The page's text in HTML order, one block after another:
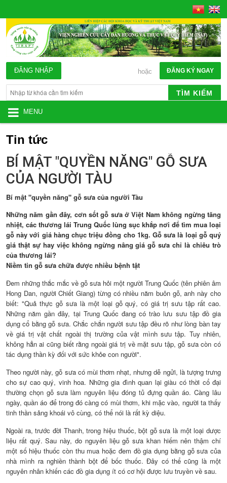
ĐĂNG KÝ NGAY
hoặc
ĐĂNG NHẬP
TÌM KIẾM
MENU
Tin tức
BÍ MẬT "QUYỀN NĂNG" GỖ SƯA
CỦA NGƯỜI TÀU
Bí mật "quyền năng" gỗ sưa của người Tàu
Những năm gần đây, cơn sốt gỗ sưa ở Việt Nam không ngừng tăng
nhiệt, các thương lái Trung Quốc lùng sục khắp nơi để tìm mua loại
gỗ này với giá hàng chục triệu đồng cho 1kg. Gỗ sưa là loại gỗ quý
giá thật sự hay việc không ngừng nâng giá gỗ sưa chỉ là chiêu trò
của thương lái?
Niềm tin gỗ sưa chữa được nhiều bệnh tật
Đem những thắc mắc về gỗ sưa hỏi một người Trung Quốc (tên phiên âm
Hong Dan, người Chiết Giang) từng có nhiều năm buôn gỗ, anh này cho
biết: "Quả thực gỗ sưa là một loại gỗ quý, có giá trị sưu tập rất cao.
Những năm gần đây, tại Trung Quốc đang có trào lưu sưu tập đồ gia
dụng cổ bằng gỗ sưa. Chắc chắn người sưu tập đều rõ như lòng bàn tay
về giá trị vật chất ngoài thị trường của vật mình sưu tập. Tuy nhiên,
không hẳn ai cũng biết rằng ngoài giá trị về mặt sưu tập, gỗ sưa còn có
tác dụng thần kỳ đối với sức khỏe con người".
Theo người này, gỗ sưa có mùi thơm nhạt, nhưng dễ ngửi, là tượng trưng
cho sự cao quý, vinh hoa. Những gia đình quan lại giàu có thời cổ đại
thường chọn gỗ sưa làm nguyên liệu đóng tủ đựng quần áo. Càng lâu
ngày, quần áo để trong đó càng có mùi thơm, khi mặc vào, người ta thấy
tinh thần sảng khoái vô cùng, có thể nói là rất kỳ diệu.
Ngoài ra, trước đời Thanh, trong hiệu thuốc, bột gỗ sưa là một loại dược
liệu rất quý. Sau này, do nguyên liệu gỗ sưa khan hiếm nên thậm chí
một số hiệu thuốc còn thu mua hoặc đem đồ gia dụng bằng gỗ sưa của
nhà mình ra nghiền thành bột để bốc thuốc. Đây có thể cũng là một
nguyên nhân khiến các đồ gia dụng ít có cơ hội được lưu truyền về sau.